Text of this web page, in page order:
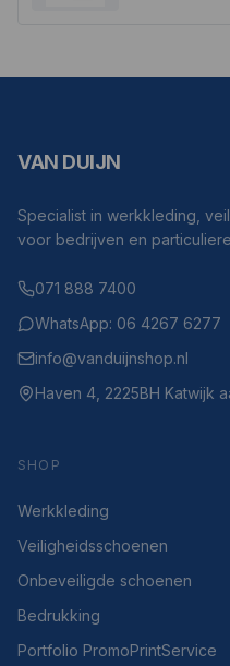
VAN DUIJN
Specialist in werkkleding,
voor bedrijven en
071 888 7400
WhatsApp: 06 4267 6277
info@vanduijnshop.nl
Haven 4, 2225BH Katwijk
SHOP
Werkkleding
Veiligheidsschoenen
Onbeveiligde schoenen
Bedrukking
Portfolio PromoPrintService